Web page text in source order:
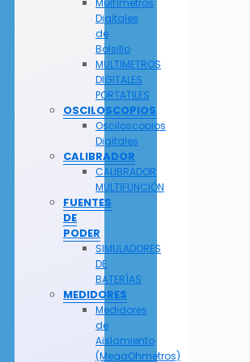
Multímetros
Digitales
de
Bolsillo
MULTIMETROS
DIGITALES
PORTATILES
OSCILOSCOPIOS
Osciloscopios
Digitales
CALIBRADOR
CALIBRADOR
MULTIFUNCIÓN
FUENTES
DE
PODER
SIMULADORES
DE
BATERÍAS
MEDIDORES
Medidores
de
Aislamiento
(MegaOhmetros)